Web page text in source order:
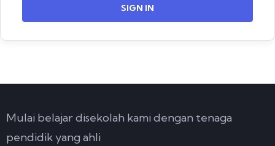
SIGN IN
Mulai belajar disekolah kami dengan tenaga
pendidik yang ahli